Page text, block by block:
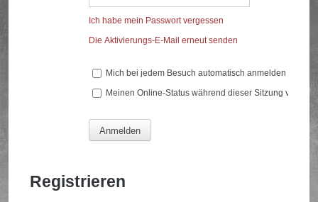
Ich habe mein Passwort vergessen
Die Aktivierungs-E-Mail erneut senden
Mich bei jedem Besuch automatisch anmelden
Meinen Online-Status während dieser Sitzung
Registrieren